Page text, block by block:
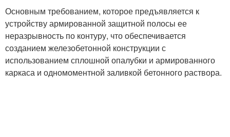
Основным требованием, которое предъявляется к
устройству армированной защитной полосы ее
неразрывность по контуру, что обеспечивается
созданием железобетонной конструкции с
использованием сплошной опалубки и армированного
каркаса и одномоментной заливкой бетонного раствора.